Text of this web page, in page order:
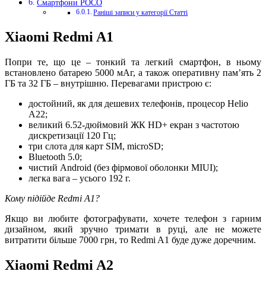
Смартфони POCO
Раніші записи у категорії Статті
Xiaomi Redmi A1
Попри те, що це – тонкий та легкий смартфон, в ньому
встановлено батарею 5000 мАг, а також оперативну пам’ять 2
ГБ та 32 ГБ – внутрішню. Перевагами пристрою є:
достойний, як для дешевих телефонів, процесор Helio
A22;
великий 6.52-дюймовий ЖК HD+ екран з частотою
дискретизації 120 Гц;
три слота для карт SIM, microSD;
Bluetooth 5.0;
чистий Android (без фірмової оболонки MIUI);
легка вага – усього 192 г.
Кому підійде Redmi A1?
Якщо ви любите фотографувати, хочете телефон з гарним
дизайном, який зручно тримати в руці, але не можете
витратити більше 7000 грн, то Redmi A1 буде дуже доречним.
Xiaomi Redmi A2